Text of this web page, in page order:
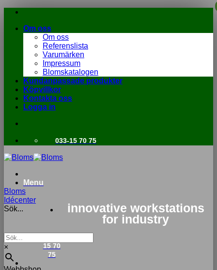
Skip
contentOm oss
Om oss
Referenslista
Varumärken
Impressum
Blomskatalogen
Kundanpassade produkter
Köpvillkor
Kontakta oss
Logga in
033-15 70 75
Menu
innovative workstations
for industry
15 70
75
Bloms
Idécenter
Sök...
×